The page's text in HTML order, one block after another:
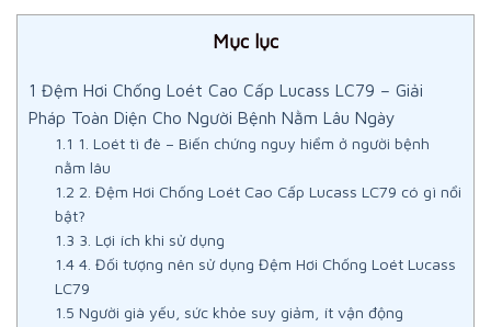
Mục lục
1 Đệm Hơi Chống Loét Cao Cấp Lucass LC79 – Giải
Pháp Toàn Diện Cho Người Bệnh Nằm Lâu Ngày
1.1 1. Loét tì đè – Biến chứng nguy hiểm ở người bệnh
nằm lâu
1.2 2. Đệm Hơi Chống Loét Cao Cấp Lucass LC79 có gì nổi
bật?
1.3 3. Lợi ích khi sử dụng
1.44. Đối tượng nên sử dụng Đệm Hơi Chống Loét Lucass
LC79
1.5 Người già yếu, sức khỏe suy giảm, ít vận động